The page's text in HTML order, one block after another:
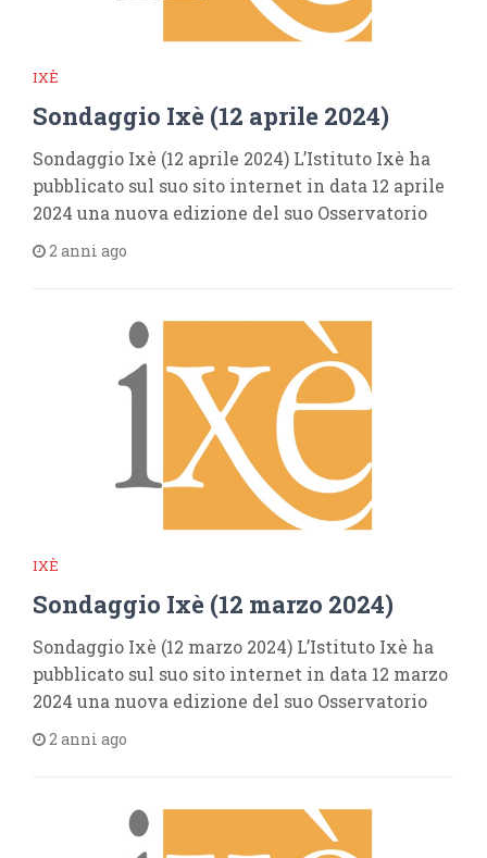
IXÈ
Sondaggio Ixè (12 aprile 2024)
Sondaggio Ixè (12 aprile 2024) L’Istituto Ixè ha
pubblicato sul suo sito internet in data 12 aprile
2024 una nuova edizione del suo Osservatorio
2 anni ago
IXÈ
Sondaggio Ixè (12 marzo 2024)
Sondaggio Ixè (12 marzo 2024) L’Istituto Ixè ha
pubblicato sul suo sito internet in data 12 marzo
2024 una nuova edizione del suo Osservatorio
2 anni ago